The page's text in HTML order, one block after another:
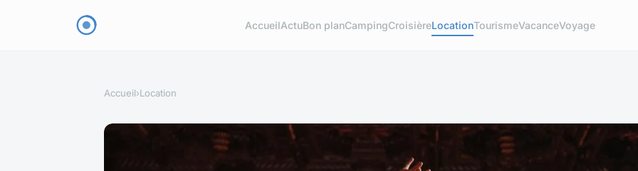
AccueilActuBon planCampingCroisièreLocationTourismeVacanceVoyage
Accueil›Location